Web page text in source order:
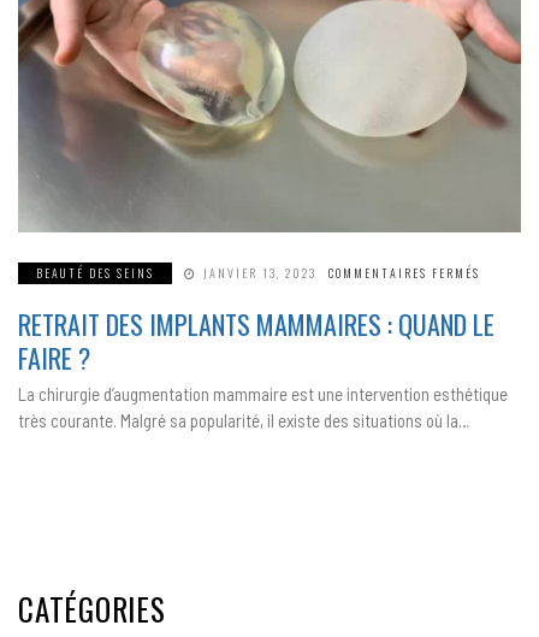
BEAUTÉ DES SEINS JANVIER 13, 2023 COMMENTAIRES FERMÉS
RETRAIT DES IMPLANTS MAMMAIRES : QUAND LE
FAIRE ?
La chirurgie d’augmentation mammaire est une intervention esthétique
très courante. Malgré sa popularité, il existe des situations où la…
CATÉGORIES